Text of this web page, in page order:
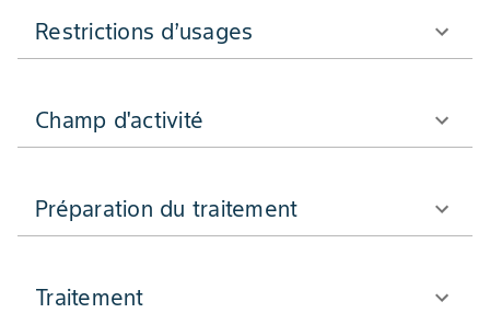
Restrictions d’usages
Champ d'activité
Préparation du traitement
Traitement